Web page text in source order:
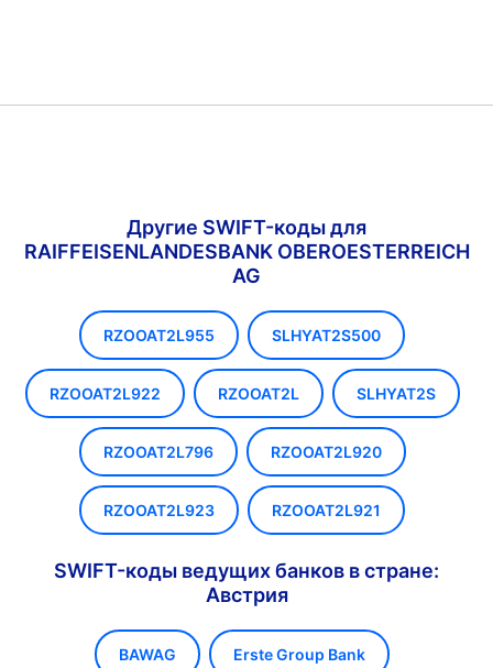
Другие SWIFT-коды для
RAIFFEISENLANDESBANK OBEROESTERREICH
AG
RZOOAT2L955 SLHYAT2S500
RZOOAT2L922 RZOOAT2L SLHYAT2S
RZOOAT2L796 RZOOAT2L920
RZOOAT2L923 RZOOAT2L921
SWIFT-коды ведущих банков в стране:
Австрия
BAWAG Erste Group Bank